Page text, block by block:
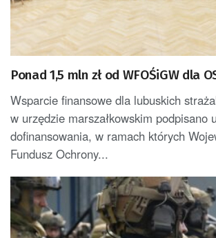
Ponad 1,5 mln zł od WFOŚiGW dla
Wsparcie finansowe dla lubuskich
w urzędzie marszałkowskim podpisano
dofinansowania, w ramach których
Fundusz Ochrony...